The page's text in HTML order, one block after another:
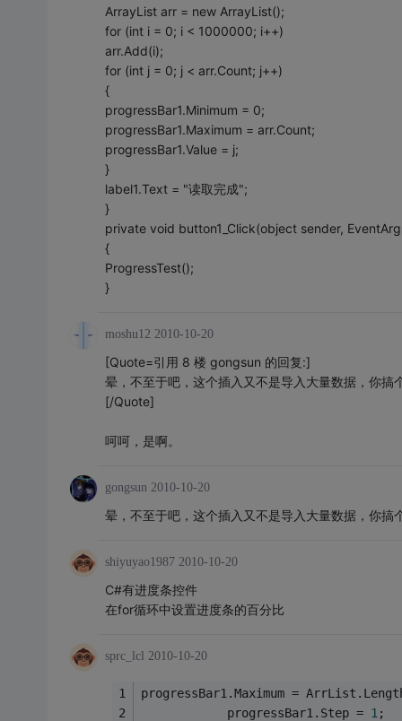
ArrayList arr = new ArrayList();
for (int i = 0; i < 1000000; i++)
arr.Add(i);
for (int j = 0; j < arr.Count; j++)
{
progressBar1.Minimum = 0;
progressBar1.Maximum = arr.Count;
progressBar1.Value = j;
}
label1.Text = "读取完成";
}
private void button1_Click(object sender,
{
ProgressTest();
}
moshu12 2010-10-20
[Quote=引用 8 楼 gongsun 的回复:]
晕，不至于吧，这个插入又不是导入大量数据，你搞
[/Quote]
呵呵，是啊。
gongsun 2010-10-20
晕，不至于吧，这个插入又不是导入大量数据，你搞
shiyuyao1987 2010-10-20
C#有进度条控件
在for循环中设置进度条的百分比
sprc_lcl 2010-10-20
progressBar1.Maximum =
            progressBar1.Step =
1 ;